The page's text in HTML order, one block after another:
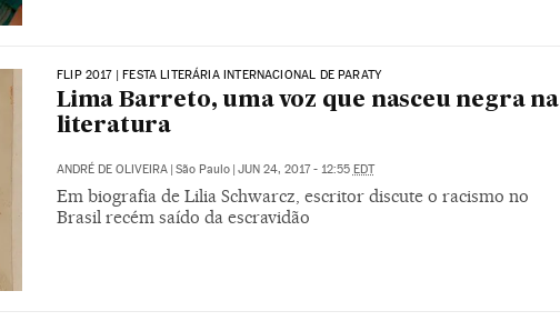
FLIP 2017 | FESTA LITERÁRIA INTERNACIONAL DE PARATY
Lima Barreto, uma voz que nasceu negra na
literatura
ANDRÉ DE OLIVEIRA | São Paulo | JUN 24, 2017 - 12:55 EDT
Em biografia de Lilia Schwarcz, escritor discute o racismo no
Brasil recém saído da escravidão